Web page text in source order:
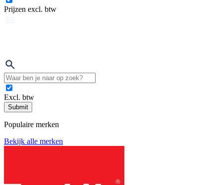
Prijzen excl. btw
Excl. btw
Submit
Populaire merken
Bekijk alle merken